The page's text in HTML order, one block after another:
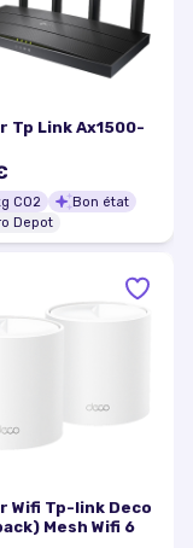
Tp Link Ax1500-
CO2
Bon état
Depot
Wifi Tp-link Deco
Mesh Wifi 6